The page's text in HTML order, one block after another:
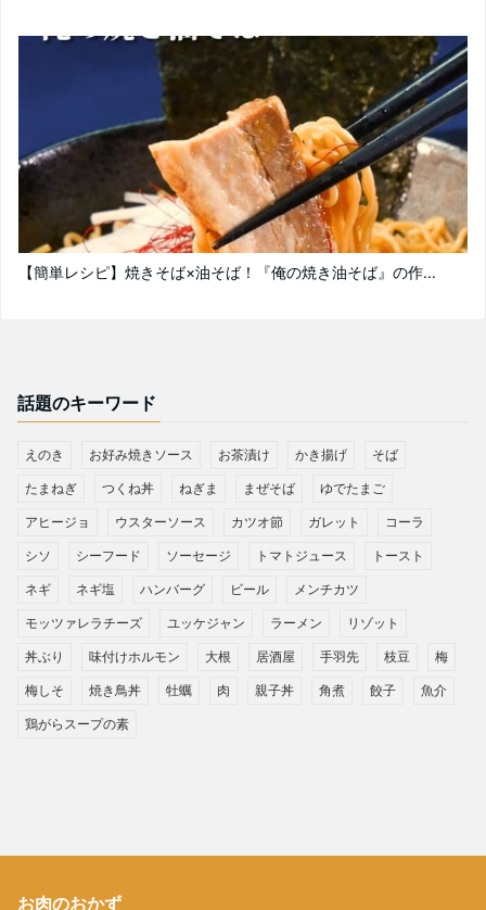
【簡単レシピ】焼きそば×油そば！『俺の焼き油そば』の作...
話題のキーワード
えのき お好み焼きソース お茶漬け かき揚げ そば
たまねぎ つくね丼 ねぎま まぜそば ゆでたまご
アヒージョ ウスターソース カツオ節 ガレット コーラ
シソ シーフード ソーセージ トマトジュース トースト
ネギ ネギ塩 ハンバーグ ビール メンチカツ
モッツァレラチーズ ユッケジャン ラーメン リゾット
丼ぶり 味付けホルモン 大根 居酒屋 手羽先 枝豆 梅
梅しそ 焼き鳥丼 牡蠣 肉 親子丼 角煮 餃子 魚介
鶏がらスープの素
お肉のおかず